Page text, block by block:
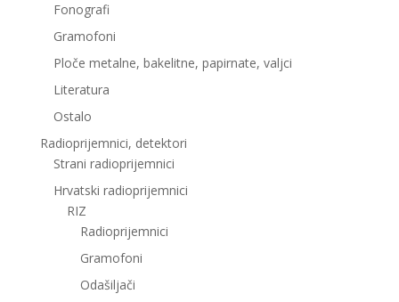
Fonografi
Gramofoni
Ploče metalne, bakelitne, papirnate, valjci
Literatura
Ostalo
Radioprijemnici, detektori
Strani radioprijemnici
Hrvatski radioprijemnici
RIZ
Radioprijemnici
Gramofoni
Odašiljači